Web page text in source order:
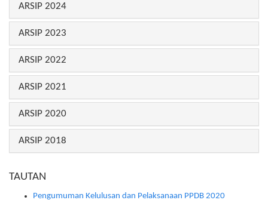
ARSIP 2024
ARSIP 2023
ARSIP 2022
ARSIP 2021
ARSIP 2020
ARSIP 2018
TAUTAN
Pengumuman Kelulusan dan Pelaksanaan PPDB 2020